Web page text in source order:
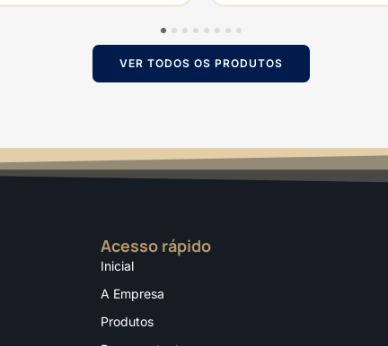
5 6 7 8
VER TODOS OS PRODUTOS
Acesso rápido
Inicial
A Empresa
Produtos